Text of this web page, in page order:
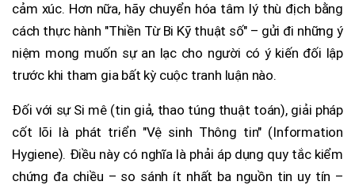
cảm xúc. Hơn nữa, hãy chuyển hóa tâm lý thù địch bằng
cách thực hành "Thiền Từ Bi Kỹ thuật số" – gửi đi những ý
niệm mong muốn sự an lạc cho người có ý kiến đối lập
trước khi tham gia bất kỳ cuộc tranh luận nào.
Đối với sự Si mê (tin giả, thao túng thuật toán), giải pháp
cốt lõi là phát triển "Vệ sinh Thông tin" (Information
Hygiene). Điều này có nghĩa là phải áp dụng quy tắc kiểm
chứng đa chiều – so sánh ít nhất ba nguồn tin uy tín –